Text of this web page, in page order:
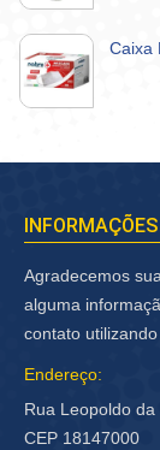
Caixa
Agradecemos
alguma
contato
Endereço:
Rua Leopoldo
CEP 18147000